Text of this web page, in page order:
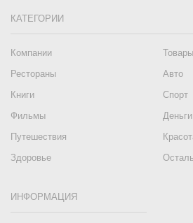
КАТЕГОРИИ
Компании
Товары
Рестораны
Авто
Книги
Спорт
Фильмы
Деньги
Путешествия
Здоровье
ИНФОРМАЦИЯ